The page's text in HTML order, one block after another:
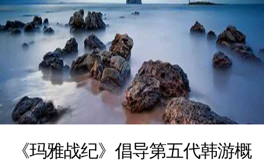
《玛雅战纪》倡导第五代韩游概